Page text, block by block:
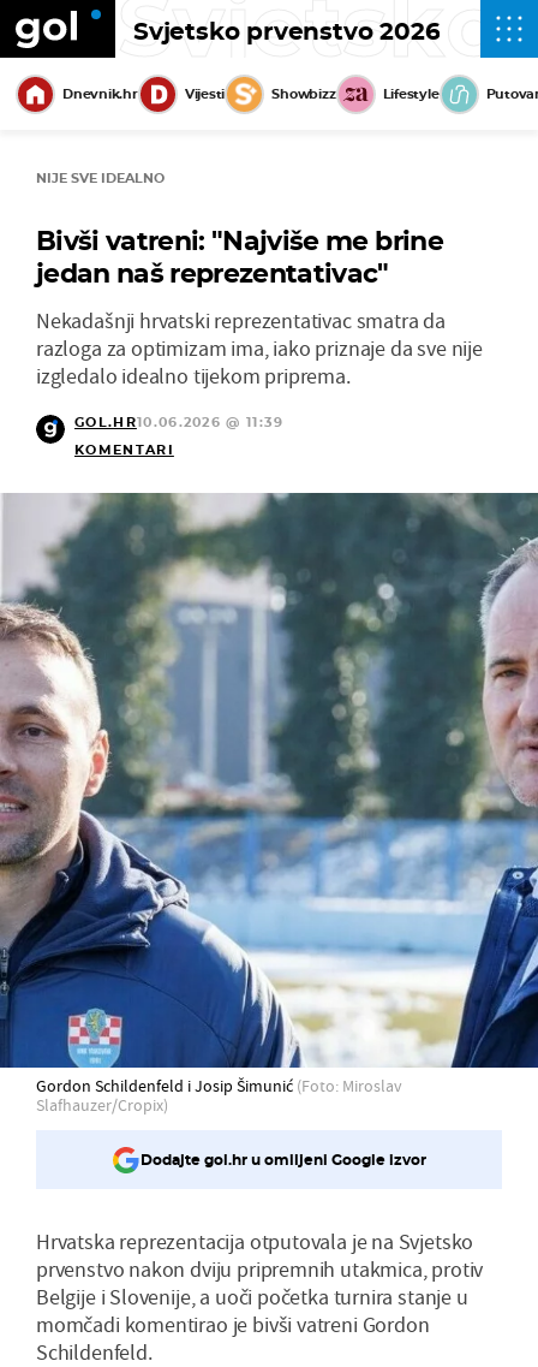
Svjetsko prvenstvo 2026
Dnevnik.hr Vijesti Showbizz Lifestyle
NIJE SVE IDEALNO
Bivši vatreni: "Najviše me brine
jedan naš reprezentativac"
Nekadašnji hrvatski reprezentativac smatra da
razloga za optimizam ima, iako priznaje da sve nije
izgledalo idealno tijekom priprema.
GOL.HR10.06.2026 @ 11:39
KOMENTARI
Gordon Schildenfeld i Josip Šimunić (Foto: Miroslav
Slafhauzer/Cropix)
Dodajte gol.hr u omiljeni Google izvor
Hrvatska reprezentacija otputovala je na Svjetsko
prvenstvo nakon dviju pripremnih utakmica, protiv
Belgije i Slovenije, a uoči početka turnira stanje u
momčadi komentirao je bivši vatreni Gordon
Schildenfeld.